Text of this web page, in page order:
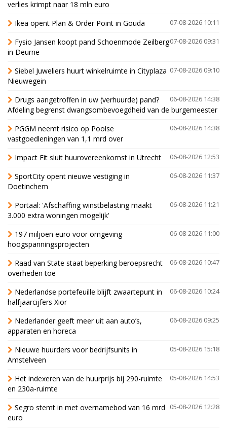
verlies krimpt naar 18 mln euro
07-08-2026 10:11
Ikea opent Plan & Order Point in Gouda
07-08-2026 09:31
Fysio Jansen koopt pand Schoenmode Zeilberg
in Deurne
07-08-2026 09:10
Siebel Juweliers huurt winkelruimte in Cityplaza
Nieuwegein
06-08-2026 14:38
Drugs aangetroffen in uw (verhuurde) pand?
Afdeling begrenst dwangsombevoegdheid van de burgemeester
06-08-2026 14:38
PGGM neemt risico op Poolse
vastgoedleningen van 1,1 mrd over
06-08-2026 12:53
Impact Fit sluit huurovereenkomst in Utrecht
06-08-2026 11:37
SportCity opent nieuwe vestiging in
Doetinchem
06-08-2026 11:21
Portaal: 'Afschaffing winstbelasting maakt
3.000 extra woningen mogelijk'
06-08-2026 11:00
197 miljoen euro voor omgeving
hoogspanningsprojecten
06-08-2026 10:47
Raad van State staat beperking beroepsrecht
overheden toe
06-08-2026 10:24
Nederlandse portefeuille blijft zwaartepunt in
halfjaarcijfers Xior
06-08-2026 09:25
Nederlander geeft meer uit aan auto’s,
apparaten en horeca
05-08-2026 15:18
Nieuwe huurders voor bedrijfsunits in
Amstelveen
05-08-2026 14:53
Het indexeren van de huurprijs bij 290-ruimte
en 230a-ruimte
05-08-2026 12:28
Segro stemt in met overnamebod van 16 mrd
euro